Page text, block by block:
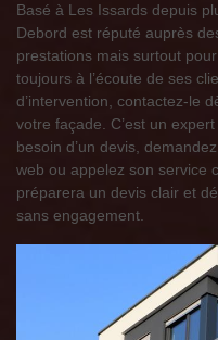
Basé à Les Issards depuis
Debord est réputé auprès
prestations mais surtout
toujours à l’écoute de ses
d’intervention, contactez-le
votre façade. C’est un
besoin d’un devis,
web ou appelez son service
préparera un devis clair et
sans engagement.